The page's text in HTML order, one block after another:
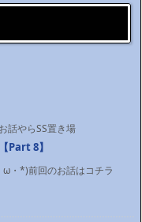
話やらSS置き場
Part 8】
ω・*)前回のお話はコチラ